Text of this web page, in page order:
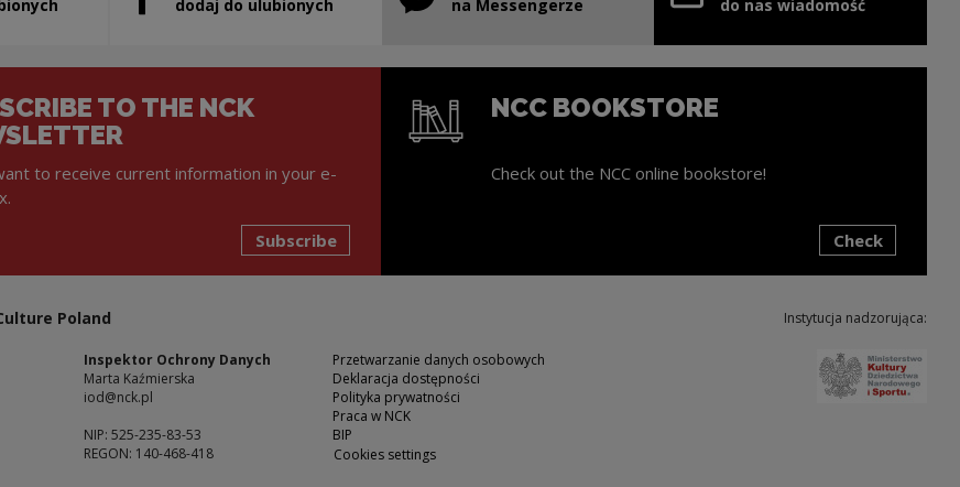
dodaj do ulubionych
na Messengerze
do nas wiadomość
TO THE NCK
to receive current information in your e-
Subscribe
NCC BOOKSTORE
Check out the NCC online bookstore!
Check
Poland
Inspektor Ochrony Danych
Marta Kaźmierska
iod@nck.pl
NIP: 525-235-83-53
REGON: 140-468-418
Przetwarzanie danych osobowych
Deklaracja dostępności
Polityka prywatności
Praca w NCK
BIP
Cookies settings
Instytucja nadzorująca: